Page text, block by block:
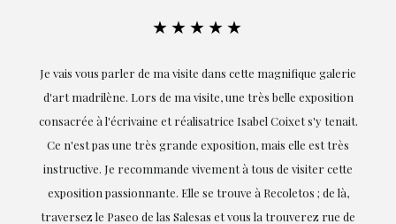
★★★★★
Exceptionnelle. Maria m'a accompagnée à chaque étape de la
réalisation de ce travail et, dès le début, elle a compris mes
goûts et mes besoins ; sa proximité, son empathie et son
professionnalisme ont été présents à chaque instant,
soulignant (bien sûr) son amour et sa connaissance de ce
dont elle parle : l'art.